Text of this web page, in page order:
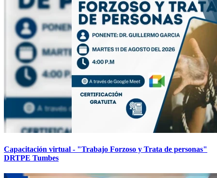
Capacitación virtual - "Trabajo Forzoso y Trata de personas"
DRTPE Tumbes